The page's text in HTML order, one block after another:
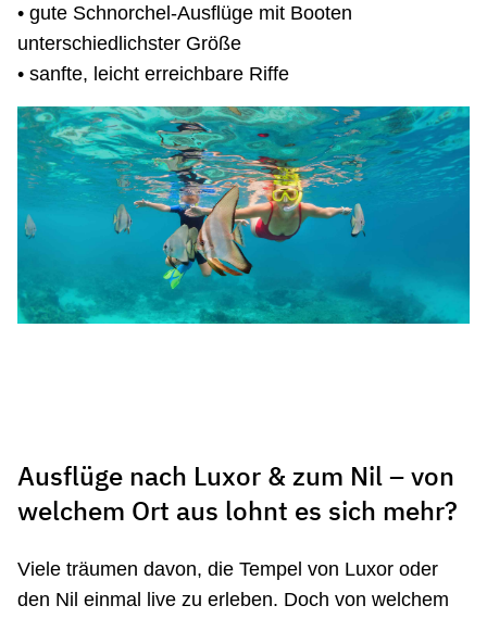
• gute Schnorchel-Ausflüge mit Booten
unterschiedlichster Größe
• sanfte, leicht erreichbare Riffe
Ausflüge nach Luxor & zum Nil – von
welchem Ort aus lohnt es sich mehr?
Viele träumen davon, die Tempel von Luxor oder
den Nil einmal live zu erleben. Doch von welchem